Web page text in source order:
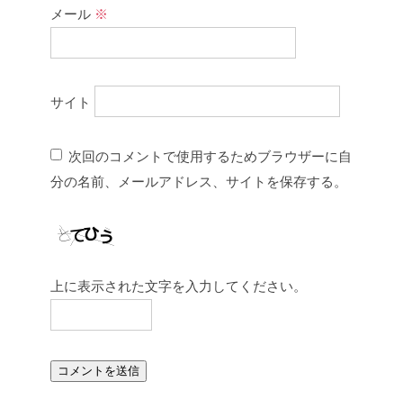
メール ※
サイト
次回のコメントで使用するためブラウザーに自
分の名前、メールアドレス、サイトを保存する。
上に表示された文字を入力してください。